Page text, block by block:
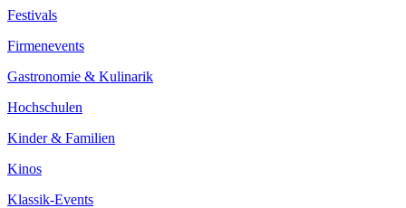
Festivals
Firmenevents
Gastronomie & Kulinarik
Hochschulen
Kinder & Familien
Kinos
Klassik-Events